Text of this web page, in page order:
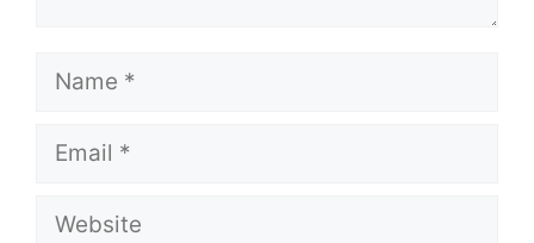
Name
Email
Website